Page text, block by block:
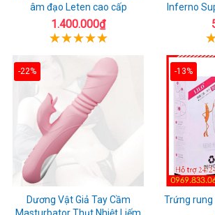
âm đạo Leten cao cấp
1.400.000₫
Inferno
-22%
Dương Vật Giả Tay Cầm
Masturbator Thụt Nhiệt Liếm
-13%
Trứng rung